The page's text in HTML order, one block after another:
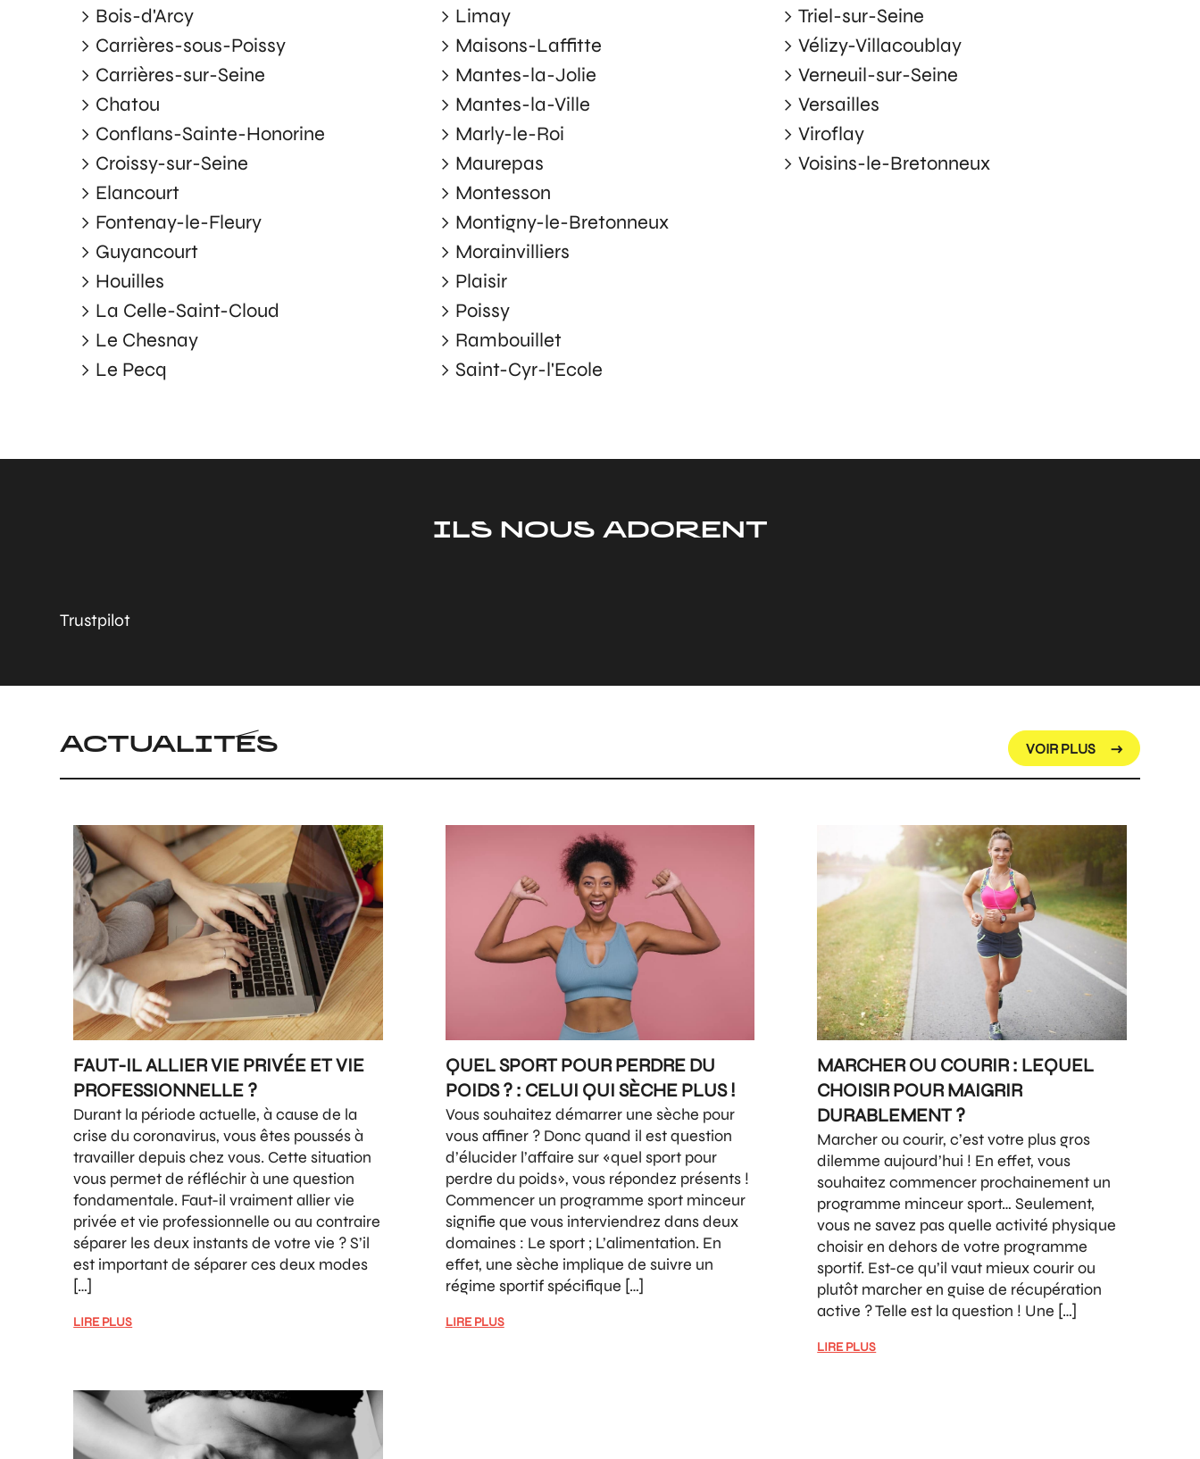
Bois-d'Arcy
Carrières-sous-Poissy
Carrières-sur-Seine
Chatou
Conflans-Sainte-Honorine
Croissy-sur-Seine
Elancourt
Fontenay-le-Fleury
Guyancourt
Houilles
La Celle-Saint-Cloud
Le Chesnay
Le Pecq
Limay
Maisons-Laffitte
Mantes-la-Jolie
Mantes-la-Ville
Marly-le-Roi
Maurepas
Montesson
Montigny-le-Bretonneux
Morainvilliers
Plaisir
Poissy
Rambouillet
Saint-Cyr-l'Ecole
Triel-sur-Seine
Vélizy-Villacoublay
Verneuil-sur-Seine
Versailles
Viroflay
Voisins-le-Bretonneux
ILS NOUS ADORENT
Trustpilot
ACTUALITÉS VOIR PLUS
FAUT-IL ALLIER VIE PRIVÉE ET VIE
PROFESSIONNELLE ?
Durant la période actuelle, à cause de la
crise du coronavirus, vous êtes poussés à
travailler depuis chez vous. Cette situation
vous permet de réfléchir à une question
fondamentale. Faut-il vraiment allier vie
privée et vie professionnelle ou au contraire
séparer les deux instants de votre vie ? S’il
est important de séparer ces deux modes
[…]
LIRE PLUS
QUEL SPORT POUR PERDRE DU
POIDS ? : CELUI QUI SÈCHE PLUS !
Vous souhaitez démarrer une sèche pour
vous affiner ? Donc quand il est question
d’élucider l’affaire sur «quel sport pour
perdre du poids», vous répondez présents !
Commencer un programme sport minceur
signifie que vous interviendrez dans deux
domaines : Le sport ; L’alimentation. En
effet, une sèche implique de suivre un
régime sportif spécifique […]
LIRE PLUS
MARCHER OU COURIR : LEQUEL
CHOISIR POUR MAIGRIR
DURABLEMENT ?
Marcher ou courir, c’est votre plus gros
dilemme aujourd’hui ! En effet, vous
souhaitez commencer prochainement un
programme minceur sport… Seulement,
vous ne savez pas quelle activité physique
choisir en dehors de votre programme
sportif. Est-ce qu’il vaut mieux courir ou
plutôt marcher en guise de récupération
active ? Telle est la question ! Une […]
LIRE PLUS